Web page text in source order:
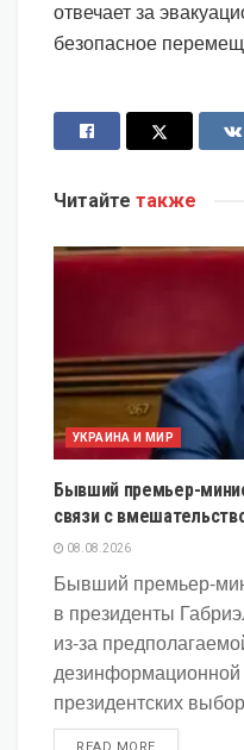
отвечает за
безопасное
Читайте также
УКРАИНА И МИР
Бывший премьер-
связи с
08.08.2026
Бывший премьер-
в президенты
из-за
президентских
READ MOREDETAILS